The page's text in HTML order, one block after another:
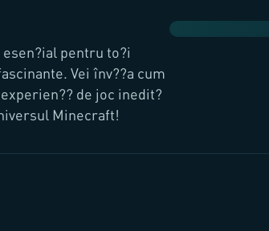
pentru to?i
Vei înv??a cum
de joc inedit?
Minecraft!